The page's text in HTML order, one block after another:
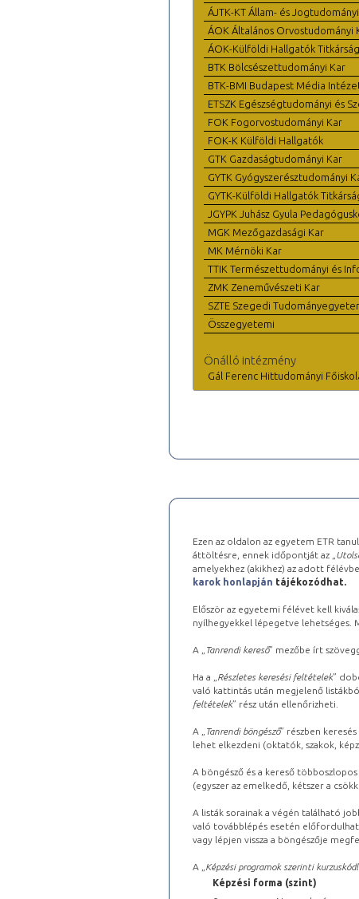
ÁJTK-KT Állam- és
ÁOK Általános Orvostudományi
ÁOK-Külföldi Hallgatók
BTK Bölcsészettudományi Kar
BTK-BMI Budapest Média
ETSZK Egészségtudományi és
FOK Fogorvostudományi Kar
FOK-K Külföldi Hallgatók
GTK Gazdaságtudományi Kar
GYTK Gyógyszerésztudományi
GYTK-Külföldi Hallgatók
JGYPK Juhász Gyula
MGK Mezőgazdasági Kar
MK Mérnöki Kar
TTIK Természettudományi és
ZMK Zeneművészeti Kar
SZTE Szegedi
Összegyetemi
Önálló intézmény
Gál Ferenc Hittudományi
Ezen az oldalon az egyetem ETR
áttöltésre, ennek időpontját az „
amelyekhez (akikhez) az adott
karok honlapján tájékozódhat.
Először az egyetemi félévet kell
nyílhegyekkel lépegetve lehetséges.
A „ Tanrendi kereső” mezőbe írt
Ha a „ Részletes keresési feltételek”
való kattintás után megjelenő
feltételek” rész után ellenőrizheti.
A „ Tanrendi böngésző” részben
lehet elkezdeni (oktatók, szakok,
A böngésző és a kereső
(egyszer az emelkedő, kétszer a
A listák sorainak a végén található
való továbblépés esetén
vagy lépjen vissza a böngészője
A „ Képzési programok szerinti
Képzési forma (szint)